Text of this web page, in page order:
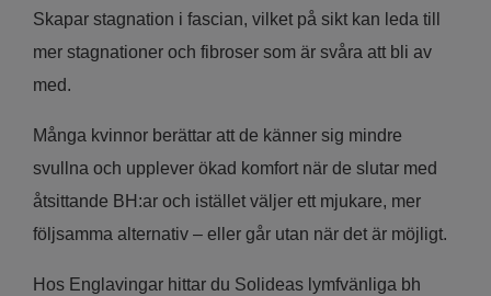
Skapar stagnation i fascian, vilket på sikt kan leda till
mer stagnationer och fibroser som är svåra att bli av
med.
Många kvinnor berättar att de känner sig mindre
svullna och upplever ökad komfort när de slutar med
åtsittande BH:ar och istället väljer ett mjukare, mer
följsamma alternativ – eller går utan när det är möjligt.
Hos Englavingar hittar du Solideas lymfvänliga bh